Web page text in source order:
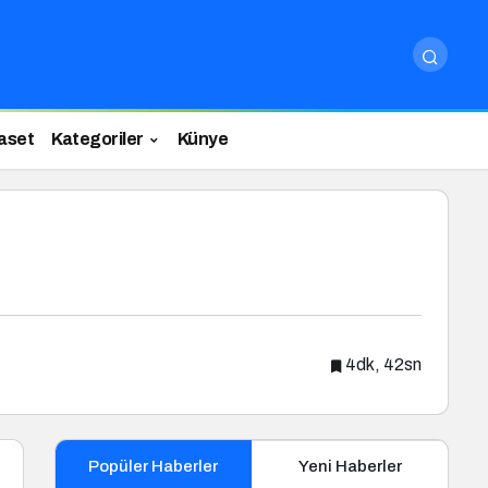
Kategoriler Künye
4dk, 42sn
Popüler Haberler Yeni Haberler